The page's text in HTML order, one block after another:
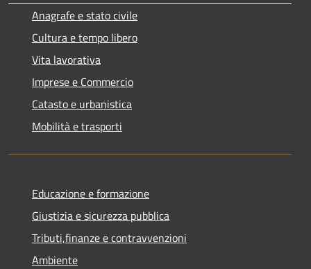
Anagrafe e stato civile
Cultura e tempo libero
Vita lavorativa
Imprese e Commercio
Catasto e urbanistica
Mobilità e trasporti
Educazione e formazione
Giustizia e sicurezza pubblica
Tributi,finanze e contravvenzioni
Ambiente